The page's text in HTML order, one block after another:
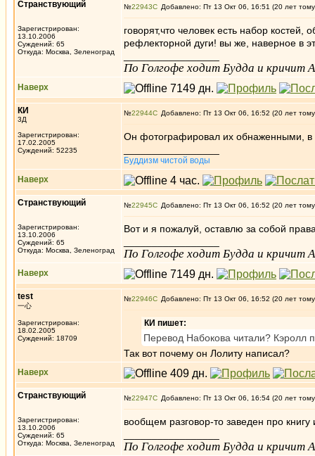
Странствующий
Зарегистрирован:
13.10.2006
Суждений: 65
Откуда: Москва, Зеленоград
№22943 Добавлено: Пт 13 Окт 06, 16:51 (20 лет
говорят,что человек есть набор
рефлекторной дуги! вы же, наверное в
По Голгофе ходит Будда и кричит
Наверх
КИ
3Д
Зарегистрирован:
17.02.2005
Суждений: 52235
№22944 Добавлено: Пт 13 Окт 06, 16:52 (20 лет
Он фотографировал их обнаженными, в
Буддизм чистой воды
Наверх
Странствующий
Зарегистрирован:
13.10.2006
Суждений: 65
Откуда: Москва, Зеленоград
№22945 Добавлено: Пт 13 Окт 06, 16:52 (20 лет
Вот и я пожалуй, оставлю за собой
По Голгофе ходит Будда и кричит
Наверх
test
一心
Зарегистрирован:
18.02.2005
Суждений: 18709
№22946 Добавлено: Пт 13 Окт 06, 16:52 (20 лет
КИ пишет:
Перевод Набокова читали? Кэролл
Так вот почему он Лолиту написал?
Наверх
Странствующий
Зарегистрирован:
13.10.2006
Суждений: 65
Откуда: Москва, Зеленоград
№22947 Добавлено: Пт 13 Окт 06, 16:54 (20 лет
вообщем разговор-то заведен про
По Голгофе ходит Будда и кричит